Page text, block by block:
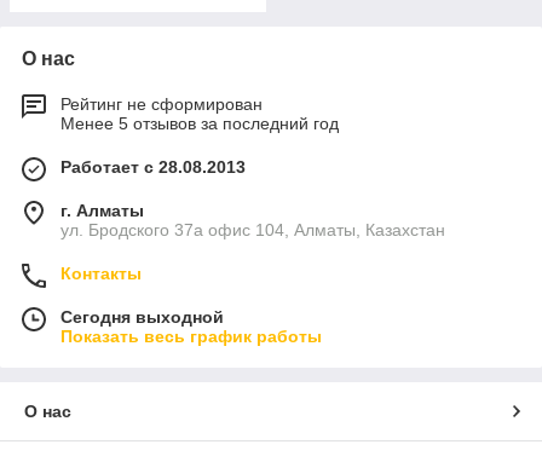
О нас
Рейтинг не сформирован
Менее 5 отзывов за последний год
Работает с 28.08.2013
г. Алматы
ул. Бродского 37а офис 104, Алматы, Казахстан
Контакты
Сегодня выходной
Показать весь график работы
О нас